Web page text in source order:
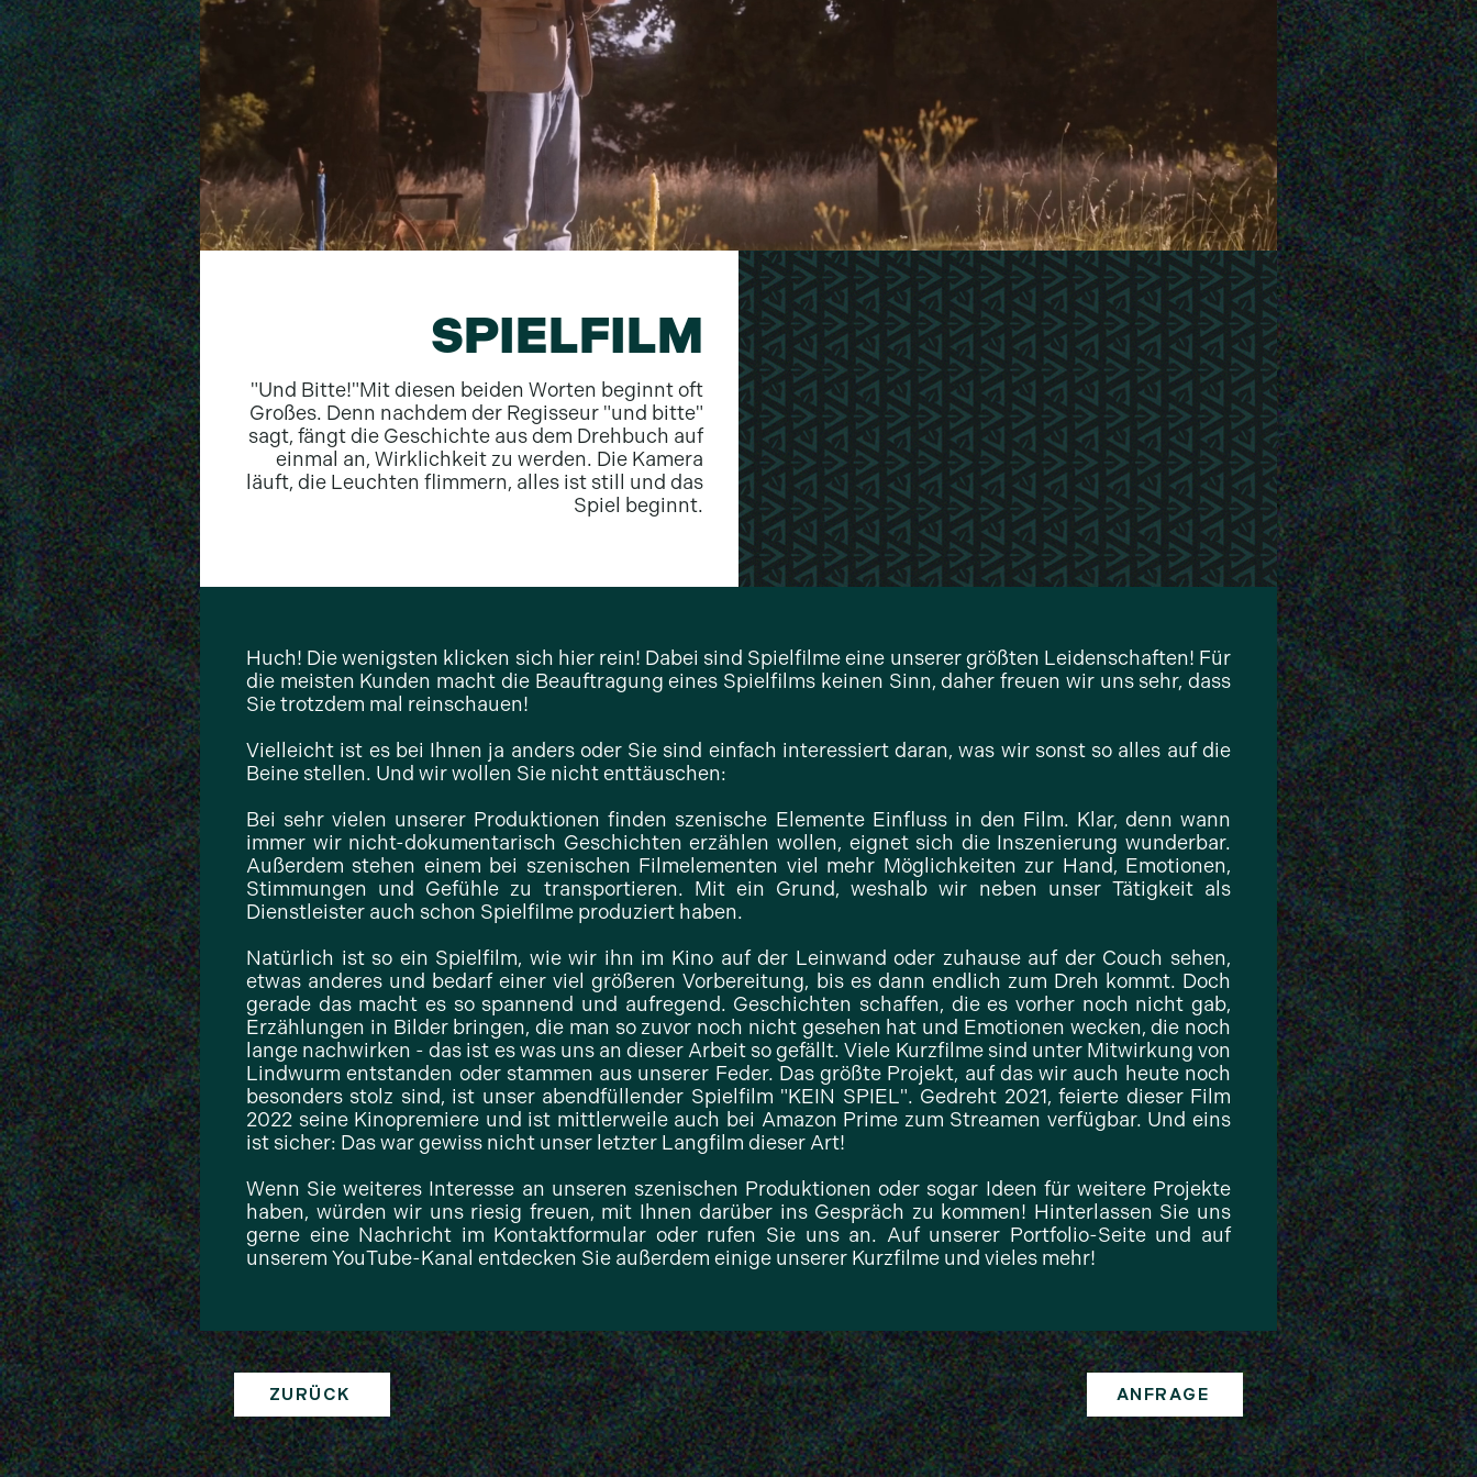
SPIELFILM
"Und Bitte!"Mit diesen beiden Worten beginnt oft
Großes. Denn nachdem der Regisseur "und bitte"
sagt, fängt die Geschichte aus dem Drehbuch auf
einmal an, Wirklichkeit zu werden. Die Kamera
läuft, die Leuchten flimmern, alles ist still und das
Spiel beginnt.
Huch! Die wenigsten klicken sich hier rein! Dabei sind Spielfilme eine unserer größten Leidenschaften! Für
die meisten Kunden macht die Beauftragung eines Spielfilms keinen Sinn, daher freuen wir uns sehr, dass
Sie trotzdem mal reinschauen!
Vielleicht ist es bei Ihnen ja anders oder Sie sind einfach interessiert daran, was wir sonst so alles auf die
Beine stellen. Und wir wollen Sie nicht enttäuschen:
Bei sehr vielen unserer Produktionen finden szenische Elemente Einfluss in den Film. Klar, denn wann
immer wir nicht-dokumentarisch Geschichten erzählen wollen, eignet sich die Inszenierung wunderbar.
Außerdem stehen einem bei szenischen Filmelementen viel mehr Möglichkeiten zur Hand, Emotionen,
Stimmungen und Gefühle zu transportieren. Mit ein Grund, weshalb wir neben unser Tätigkeit als
Dienstleister auch schon Spielfilme produziert haben.
Natürlich ist so ein Spielfilm, wie wir ihn im Kino auf der Leinwand oder zuhause auf der Couch sehen,
etwas anderes und bedarf einer viel größeren Vorbereitung, bis es dann endlich zum Dreh kommt. Doch
gerade das macht es so spannend und aufregend. Geschichten schaffen, die es vorher noch nicht gab,
Erzählungen in Bilder bringen, die man so zuvor noch nicht gesehen hat und Emotionen wecken, die noch
lange nachwirken - das ist es was uns an dieser Arbeit so gefällt. Viele Kurzfilme sind unter Mitwirkung von
Lindwurm entstanden oder stammen aus unserer Feder. Das größte Projekt, auf das wir auch heute noch
besonders stolz sind, ist unser abendfüllender Spielfilm "KEIN SPIEL". Gedreht 2021, feierte dieser Film
2022 seine Kinopremiere und ist mittlerweile auch bei Amazon Prime zum Streamen verfügbar. Und eins
ist sicher: Das war gewiss nicht unser letzter Langfilm dieser Art!
Wenn Sie weiteres Interesse an unseren szenischen Produktionen oder sogar Ideen für weitere Projekte
haben, würden wir uns riesig freuen, mit Ihnen darüber ins Gespräch zu kommen! Hinterlassen Sie uns
gerne eine Nachricht im Kontaktformular oder rufen Sie uns an. Auf unserer Portfolio-Seite und auf
unserem YouTube-Kanal entdecken Sie außerdem einige unserer Kurzfilme und vieles mehr!
ZURÜCK ANFRAGE